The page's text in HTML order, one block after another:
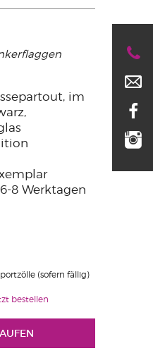
im
8 Werktagen
(sofern fällig)
bestellen